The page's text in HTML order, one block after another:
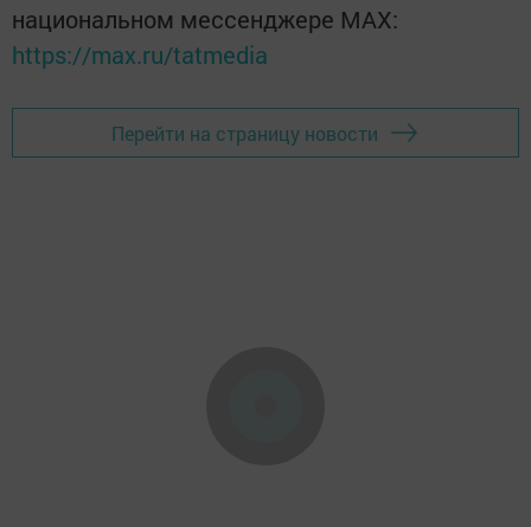
национальном мессенджере MАХ:
https://max.ru/tatmedia
Перейти на страницу новости